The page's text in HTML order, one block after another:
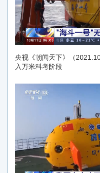
央视《朝闻天下》（
入万米科考阶段